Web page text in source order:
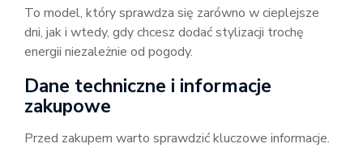
To model, który sprawdza się zarówno w cieplejsze
dni, jak i wtedy, gdy chcesz dodać stylizacji trochę
energii niezależnie od pogody.
Dane techniczne i informacje
zakupowe
Przed zakupem warto sprawdzić kluczowe informacje.